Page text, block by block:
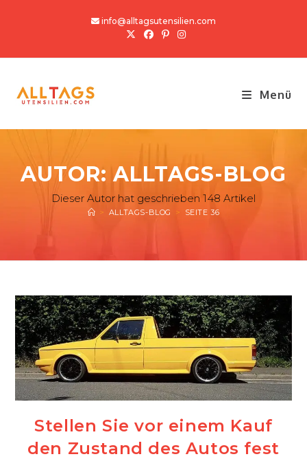
info@alltagsutensilien.com
Menü
AUTOR: ALLTAGS-BLOG
Dieser Autor hat geschrieben 148 Artikel
> ALLTAGS-BLOG > SEITE 36
Stellen Sie vor einem Kauf
den Zustand des Autos fest